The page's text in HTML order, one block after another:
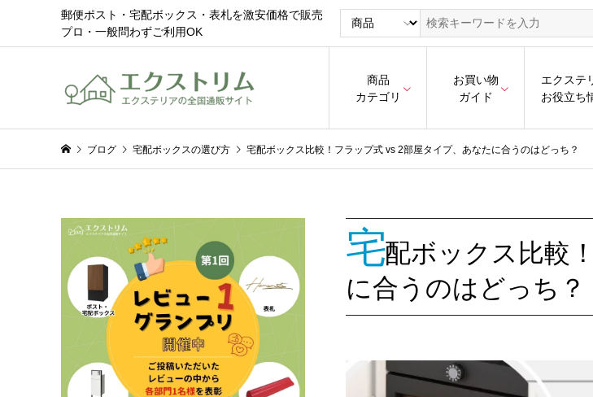
郵便ポスト・宅配ボックス・表札を激安価格で販売
プロ・一般問わずご利用OK
商品
カテゴリ
お買い物
ガイド
エクステ
お役立ち
ブログ 宅配ボックスの選び方 宅配ボックス比較！フラップ式 vs 2部屋タイプ、あなたに合うのはどっち？
宅配ボックス比較
に合うのはどっち？